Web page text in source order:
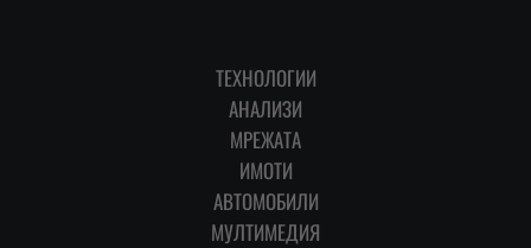
ТЕХНОЛОГИИ
АНАЛИЗИ
МРЕЖАТА
ИМОТИ
АВТОМОБИЛИ
МУЛТИМЕДИЯ